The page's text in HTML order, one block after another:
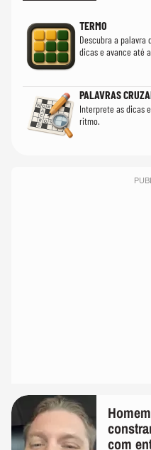
TERMO
Descubra a palavra
dicas e avance até
PALAVRAS
Interprete as dicas
ritmo.
com